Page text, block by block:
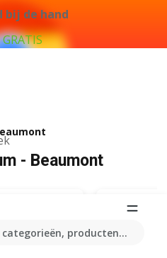
de hand
producten...
- Beaumont
Trafic